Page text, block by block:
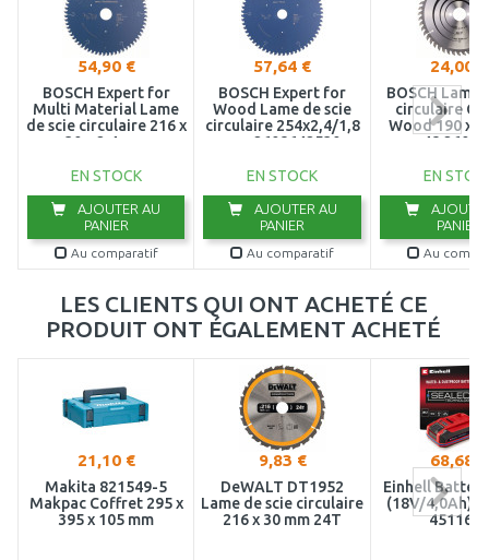
54,90 €
BOSCH Expert for
Multi Material Lame
de scie circulaire 216 x
30 x 2,4 mm
EN STOCK
AJOUTER AU
PANIER
Au comparatif
57,64 €
BOSCH Expert for
Wood Lame de scie
circulaire 254x2,4/1,8
mm 2608642530
EN STOCK
AJOUTER AU
PANIER
Au comparatif
24,00 €
BOSCH Lame
circulaire
Wood 190 x
mm, 48
EN
PANIER
Au
LES CLIENTS QUI ONT ACHETÉ CE
PRODUIT ONT ÉGALEMENT ACHETÉ
21,10 €
Makita 821549-5
Makpac Coffret 295 x
395 x 105 mm
9,83 €
DeWALT DT1952
Lame de scie circulaire
216 x 30 mm 24T
68,68 €
Einhell
(18V/4,0Ah)
4511627